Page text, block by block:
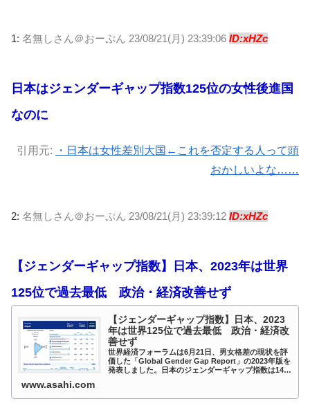
1: 名無しさん＠おーぷん 23/08/21(月) 23:39:06 ID:xHZc
日本はジェンダーギャップ指数125位の女性後進国
なのに
引用元:
・日本は女性差別大国←これを否定する人って頭
おかしいよな……
2: 名無しさん＠おーぷん 23/08/21(月) 23:39:12 ID:xHZc
【ジェンダーギャップ指数】日本、2023年は世界
125位で過去最低 政治・経済改善せず
【ジェンダーギャップ指数】日本、2023
年は世界125位で過去最低 政治・経済改
善せず
世界経済フォーラムは6月21日、男女格差の現状を評
価した「Global Gender Gap Report」の2023年版を
発表しました。日本のジェンダーギャップ指数は146
www.asahi.com